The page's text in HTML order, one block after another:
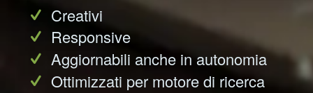
Creativi
Responsive
Aggiornabili anche in autonomia
Ottimizzati per motore di ricerca